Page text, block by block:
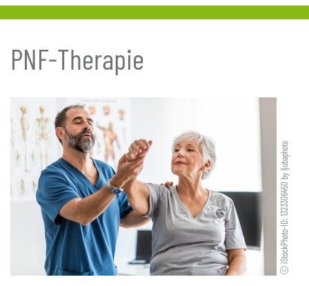
PNF-Therapie
iStockPhoto-ID: 1323306450 by ljubaphoto